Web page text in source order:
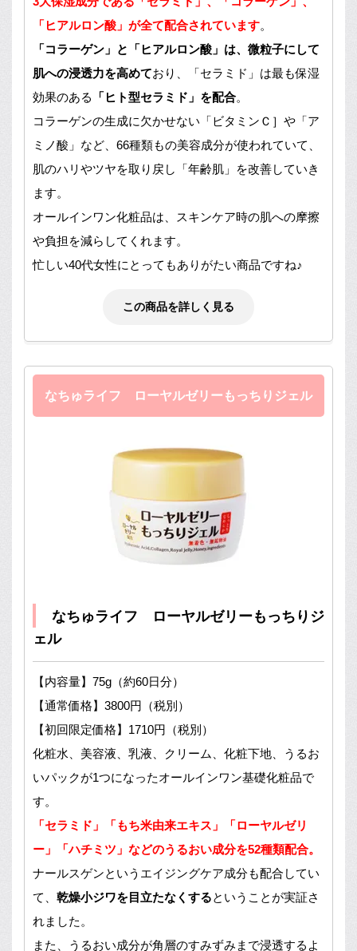
「ヒアルロン酸」が全て配合されています。
「コラーゲン」と「ヒアルロン酸」は、微粒子にして
肌への浸透力を高めており、「セラミド」は最も保湿
効果のある
「ヒト型セラミド」を配合。
コラーゲンの生成に欠かせない「ビタミンＣ］や「ア
ミノ酸」など、66種類もの美容成分が使われていて、
肌のハリやツヤを取り戻し「年齢肌」を改善していき
ます。
オールインワン化粧品は、スキンケア時の肌への摩擦
や負担を減らしてくれます。
忙しい40代女性にとってもありがたい商品ですね♪
この商品を詳しく見る
なちゅライフ ローヤルゼリーもっちりジェル
なちゅライフ ローヤルゼリーもっちりジ
ェル
【内容量】75g（約60日分）
【通常価格】3800円（税別）
【初回限定価格】1710円（税別）
化粧水、美容液、乳液、クリーム、化粧下地、うるお
いパックが1つになったオールインワン基礎化粧品で
す。
「セラミド」「もち米由来エキス」「ローヤルゼリ
ー」「ハチミツ」などのうるおい成分を52種類配合。
ナールスゲンというエイジングケア成分も配合してい
て、 乾燥小ジワを目立たなくするということが実証さ
れました。
また、うるおい成分が角層のすみずみまで浸透するよ